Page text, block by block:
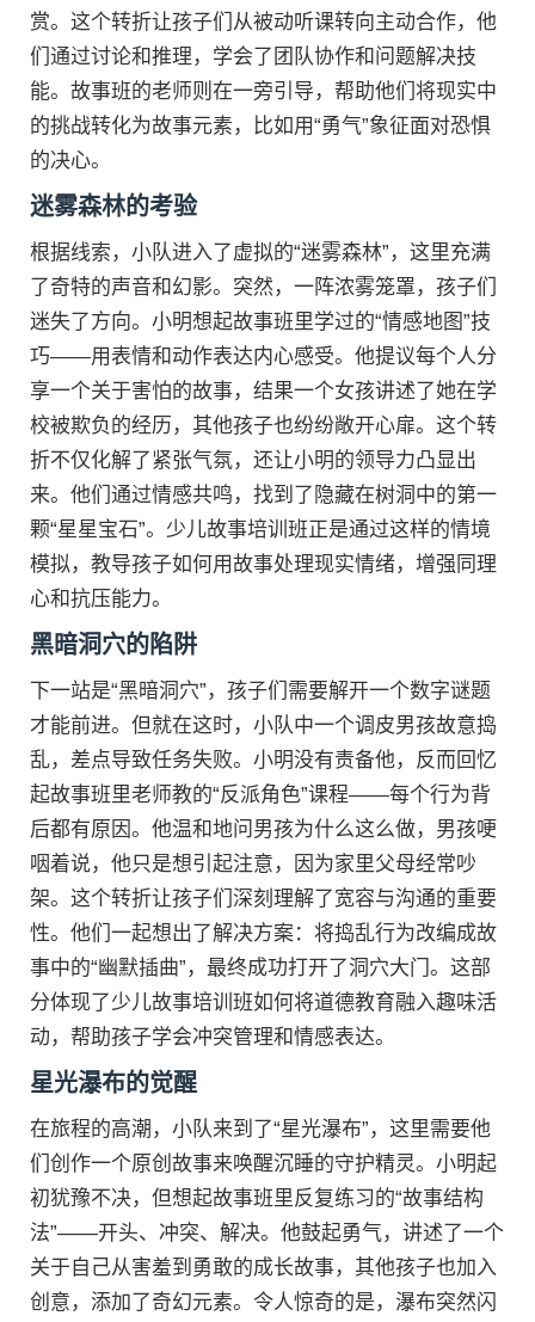
赏。这个转折让孩子们从被动听课转向主动合作，他
们通过讨论和推理，学会了团队协作和问题解决技
能。故事班的老师则在一旁引导，帮助他们将现实中
的挑战转化为故事元素，比如用“勇气”象征面对恐惧
的决心。
迷雾森林的考验
根据线索，小队进入了虚拟的“迷雾森林”，这里充满
了奇特的声音和幻影。突然，一阵浓雾笼罩，孩子们
迷失了方向。小明想起故事班里学过的“情感地图”技
巧——用表情和动作表达内心感受。他提议每个人分
享一个关于害怕的故事，结果一个女孩讲述了她在学
校被欺负的经历，其他孩子也纷纷敞开心扉。这个转
折不仅化解了紧张气氛，还让小明的领导力凸显出
来。他们通过情感共鸣，找到了隐藏在树洞中的第一
颗“星星宝石”。少儿故事培训班正是通过这样的情境
模拟，教导孩子如何用故事处理现实情绪，增强同理
心和抗压能力。
黑暗洞穴的陷阱
下一站是“黑暗洞穴”，孩子们需要解开一个数字谜题
才能前进。但就在这时，小队中一个调皮男孩故意捣
乱，差点导致任务失败。小明没有责备他，反而回忆
起故事班里老师教的“反派角色”课程——每个行为背
后都有原因。他温和地问男孩为什么这么做，男孩哽
咽着说，他只是想引起注意，因为家里父母经常吵
架。这个转折让孩子们深刻理解了宽容与沟通的重要
性。他们一起想出了解决方案：将捣乱行为改编成故
事中的“幽默插曲”，最终成功打开了洞穴大门。这部
分体现了少儿故事培训班如何将道德教育融入趣味活
动，帮助孩子学会冲突管理和情感表达。
星光瀑布的觉醒
在旅程的高潮，小队来到了“星光瀑布”，这里需要他
们创作一个原创故事来唤醒沉睡的守护精灵。小明起
初犹豫不决，但想起故事班里反复练习的“故事结构
法”——开头、冲突、解决。他鼓起勇气，讲述了一个
关于自己从害羞到勇敢的成长故事，其他孩子也加入
创意，添加了奇幻元素。令人惊奇的是，瀑布突然闪